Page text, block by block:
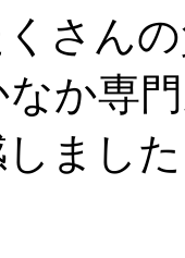
さん
か専
まし